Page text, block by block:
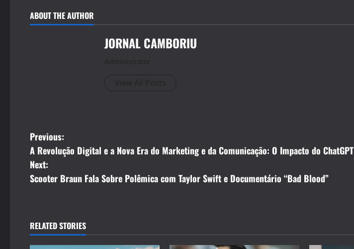
ABOUT THE AUTHOR
JORNAL CAMBORIU
Administrator
View All Posts
P
o
s
n
a
Previous:
A Revolução Digital e a Nova Era do Marketing e da Comunicação: O Impacto do ChatGPT
Next:
Scooter Braun Fala Sobre Polêmica com Taylor Swift e Documentário “Bad Blood”
RELATED STORIES